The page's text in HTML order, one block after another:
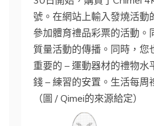
號。在網站上輸入發燒活動
參加體育禮品彩票的活動。
質量活動的傳播。同時，您
重要的 – 運動器材的禮物水
錢 – 練習的安置。生活每周
（圖 / Qimei的來源給定）